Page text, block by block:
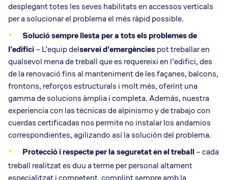
desplegant totes les seves habilitats en accessos verticals
per a solucionar el problema el més ràpid possible.
Solució sempre llesta per a tots els problemes de
l’edifici– L’equip delservei d’emergènciespot treballar en
qualsevol mena de treball que es requereixi en l’edifici, des
de la renovació fins al manteniment de les façanes, balcons,
frontons, reforços estructurals i molt més, oferint una
gamma de solucions àmplia i completa. Además, nuestra
experiencia con las técnicas de alpinismo y de trabajo con
cuerdas certificadas nos permite no instalar los andamios
correspondientes, agilizando así la solución del problema.
Protecció i respecte per la seguretat en el treball– cada
treball realitzat es duu a terme per personal altament
especialitzat i competent, complint sempre amb la